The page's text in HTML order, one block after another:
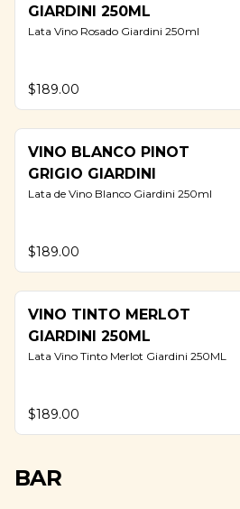
GIARDINI 250ML
Lata Vino Rosado Giardini 250ml
$189.00
VINO BLANCO PINOT
GRIGIO GIARDINI
Lata de Vino Blanco Giardini 250ml
$189.00
VINO TINTO MERLOT
GIARDINI 250ML
Lata Vino Tinto Merlot Giardini 250ML
$189.00
BAR